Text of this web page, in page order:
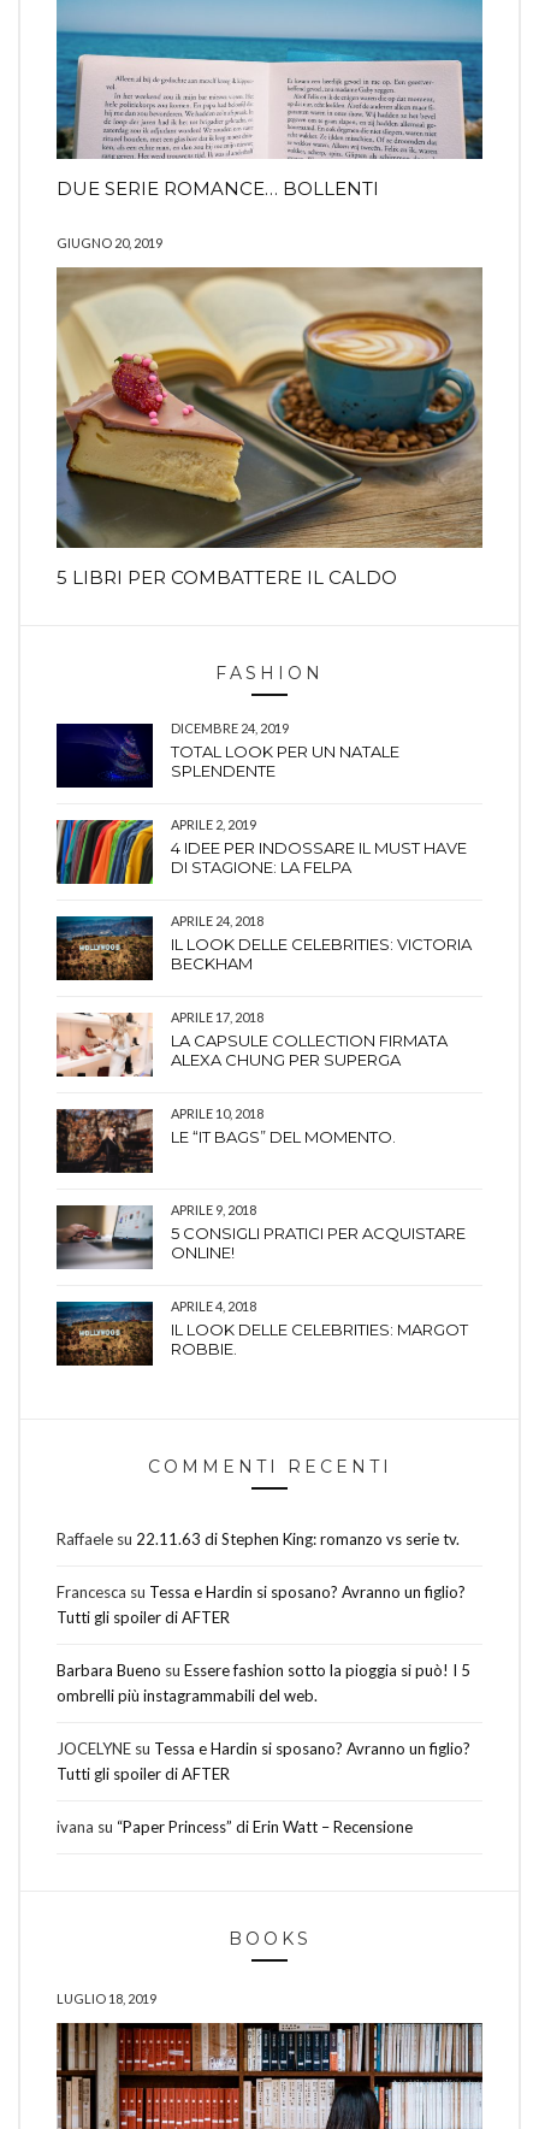
DUE SERIE ROMANCE… BOLLENTI
GIUGNO 20, 2019
5 LIBRI PER COMBATTERE IL CALDO
FASHION
DICEMBRE 24, 2019
TOTAL LOOK PER UN NATALE
SPLENDENTE
APRILE 2, 2019
4 IDEE PER INDOSSARE IL MUST HAVE
DI STAGIONE: LA FELPA
APRILE 24, 2018
IL LOOK DELLE CELEBRITIES: VICTORIA
BECKHAM
APRILE 17, 2018
LA CAPSULE COLLECTION FIRMATA
ALEXA CHUNG PER SUPERGA
APRILE 10, 2018
LE “IT BAGS” DEL MOMENTO.
APRILE 9, 2018
5 CONSIGLI PRATICI PER ACQUISTARE
ONLINE!
APRILE 4, 2018
IL LOOK DELLE CELEBRITIES: MARGOT
ROBBIE.
COMMENTI RECENTI
Raffaele su 22.11.63 di Stephen King: romanzo vs serie tv.
Francesca su Tessa e Hardin si sposano? Avranno un figlio?
Tutti gli spoiler di AFTER
Barbara Bueno su Essere fashion sotto la pioggia si può! I 5
ombrelli più instagrammabili del web.
JOCELYNE su Tessa e Hardin si sposano? Avranno un figlio?
Tutti gli spoiler di AFTER
ivana su “Paper Princess” di Erin Watt – Recensione
BOOKS
LUGLIO 18, 2019